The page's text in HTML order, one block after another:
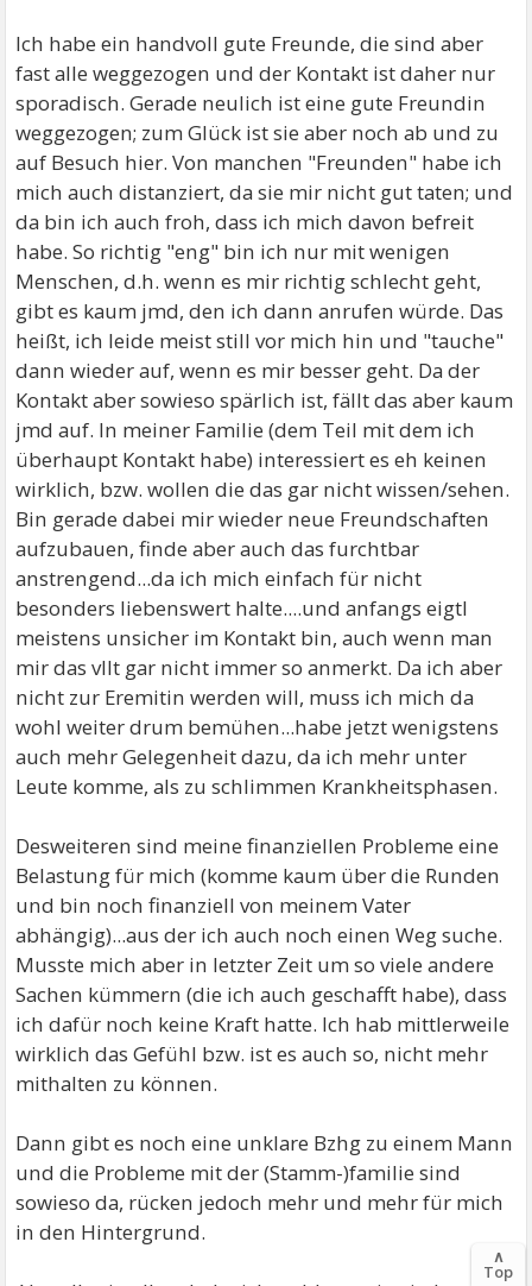
Ich habe ein handvoll gute Freunde, die sind aber
fast alle weggezogen und der Kontakt ist daher nur
sporadisch. Gerade neulich ist eine gute Freundin
weggezogen; zum Glück ist sie aber noch ab und zu
auf Besuch hier. Von manchen "Freunden" habe ich
mich auch distanziert, da sie mir nicht gut taten; und
da bin ich auch froh, dass ich mich davon befreit
habe. So richtig "eng" bin ich nur mit wenigen
Menschen, d.h. wenn es mir richtig schlecht geht,
gibt es kaum jmd, den ich dann anrufen würde. Das
heißt, ich leide meist still vor mich hin und "tauche"
dann wieder auf, wenn es mir besser geht. Da der
Kontakt aber sowieso spärlich ist, fällt das aber kaum
jmd auf. In meiner Familie (dem Teil mit dem ich
überhaupt Kontakt habe) interessiert es eh keinen
wirklich, bzw. wollen die das gar nicht wissen/sehen.
Bin gerade dabei mir wieder neue Freundschaften
aufzubauen, finde aber auch das furchtbar
anstrengend...da ich mich einfach für nicht
besonders liebenswert halte....und anfangs eigtl
meistens unsicher im Kontakt bin, auch wenn man
mir das vllt gar nicht immer so anmerkt. Da ich aber
nicht zur Eremitin werden will, muss ich mich da
wohl weiter drum bemühen...habe jetzt wenigstens
auch mehr Gelegenheit dazu, da ich mehr unter
Leute komme, als zu schlimmen Krankheitsphasen.
Desweiteren sind meine finanziellen Probleme eine
Belastung für mich (komme kaum über die Runden
und bin noch finanziell von meinem Vater
abhängig)...aus der ich auch noch einen Weg suche.
Musste mich aber in letzter Zeit um so viele andere
Sachen kümmern (die ich auch geschafft habe), dass
ich dafür noch keine Kraft hatte. Ich hab mittlerweile
wirklich das Gefühl bzw. ist es auch so, nicht mehr
mithalten zu können.
Dann gibt es noch eine unklare Bzhg zu einem Mann
und die Probleme mit der (Stamm-)familie sind
sowieso da, rücken jedoch mehr und mehr für mich
in den Hintergrund.
∧
Top